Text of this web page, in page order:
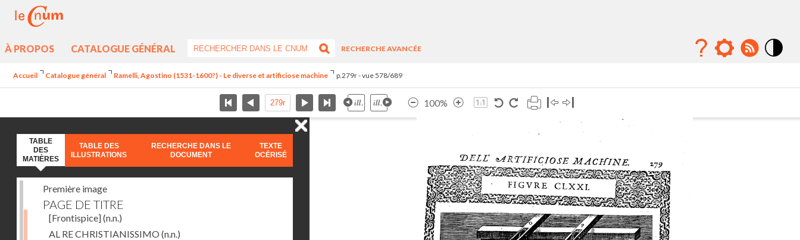
À PROPOS CATALOGUE GÉNÉRAL
RECHERCHE AVANCÉE
Accueil Catalogue général Ramelli, Agostino (1531-1600?) - Le diverse et artificiose machine p.279r - vue 578/689
100%
TABLE
DES
MATIÈRES
TABLE DES
ILLUSTRATIONS
RECHERCHE DANS LE
DOCUMENT
TEXTE
OCÉRISÉ
Première image
PAGE DE TITRE
[Frontispice](n.n.)
AL RE CHRISTIANISSIMO (n.n.)